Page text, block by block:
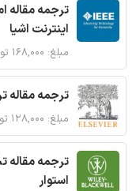
اینترنت اشیا
مبلغ: ۱۶۸,۰۰۰ تومان
ترجمه
مبلغ: ۱۲۸,۰۰۰ تومان
ترجمه مقاله
استوار